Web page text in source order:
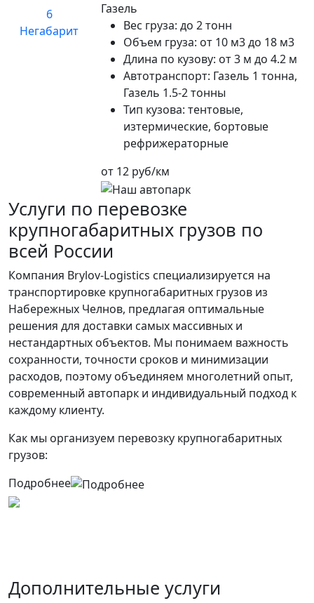
6
Негабарит
Газель
Вес груза: до 2 тонн
Объем груза: от 10 м3 до 18 м3
Длина по кузову: от 3 м до 4.2 м
Автотранспорт: Газель 1 тонна,
Газель 1.5-2 тонны
Тип кузова: тентовые,
изтермические, бортовые
рефрижераторные
от 12 руб/км
Услуги по перевозке
крупногабаритных грузов по
всей России
Компания Brylov-Logistics специализируется на
транспортировке крупногабаритных грузов из
Набережных Челнов, предлагая оптимальные
решения для доставки самых массивных и
нестандартных объектов. Мы понимаем важность
сохранности, точности сроков и минимизации
расходов, поэтому объединяем многолетний опыт,
современный автопарк и индивидуальный подход к
каждому клиенту.
Как мы организуем перевозку крупногабаритных
грузов:
Подробнее
Дополнительные услуги